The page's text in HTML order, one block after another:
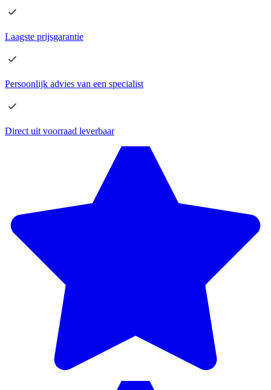
Laagste prijsgarantie
Persoonlijk advies van een specialist
Direct uit voorraad leverbaar